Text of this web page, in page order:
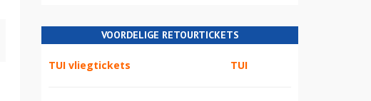
VOORDELIGE RETOURTICKETS
TUI vliegtickets TUI